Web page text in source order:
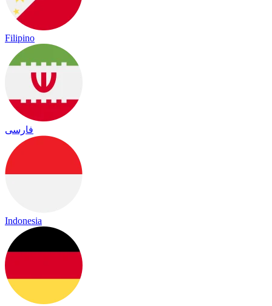
Filipino
فارسی
Indonesia